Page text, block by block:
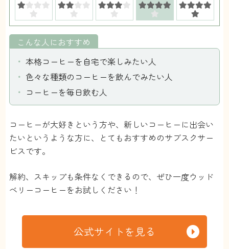
こんな人におすすめ
本格コーヒーを自宅で楽しみたい人
色々な種類のコーヒーを飲んでみたい人
コーヒーを毎日飲む人
コーヒーが大好きという方や、新しいコーヒーに出会い
たいというような方に、とてもおすすめのサブスクサー
ビスです。
解約、スキップも条件なくできるので、ぜひ一度ウッド
ベリーコーヒーをお試しください！
公式サイトを見る